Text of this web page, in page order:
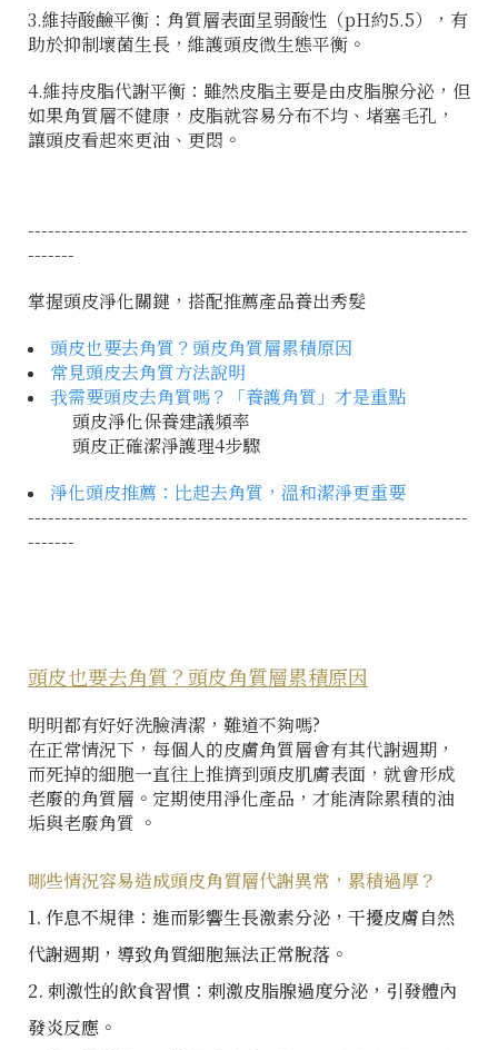
3.維持酸鹼平衡 ：角質層表面呈弱酸性（pH約5.5），有
助於抑制壞菌生長，維護頭皮微生態平衡。
4.維持皮脂代謝平衡 ：雖然皮脂主要是由皮脂腺分泌，但
如果角質層不健康，皮脂就容易分布不均、堵塞毛孔，
讓頭皮看起來更油、更悶。
------------------------------------------------------------------
-------
掌握頭皮淨化關鍵，搭配推薦產品養出秀髮
頭皮也要去角質？頭皮角質層累積原因
常見頭皮去角質方法說明
我需要頭皮去角質嗎？「養護角質」才是重點
頭皮淨化保養建議頻率
頭皮正確潔淨護理4步驟
淨化頭皮推薦：比起去角質，溫和潔淨更重要
------------------------------------------------------------------
-------
頭皮也要去角質？頭皮角質層累積原因
明明都有好好洗臉清潔，難道不夠嗎?
在正常情況下，每個人的皮膚角質層會有其代謝週期，
而死掉的細胞一直往上推擠到頭皮肌膚表面，就會形成
老廢的角質層。定期使用淨化產品，才能清除累積的油
垢與老廢角質 。
哪些情況容易造成頭皮角質層代謝異常，累積過厚？
1. 作息不規律：進而影響生長激素分泌，干擾皮膚自然
代謝週期，導致角質細胞無法正常脫落。
2. 刺激性的飲食習慣：刺激皮脂腺過度分泌，引發體內
發炎反應。